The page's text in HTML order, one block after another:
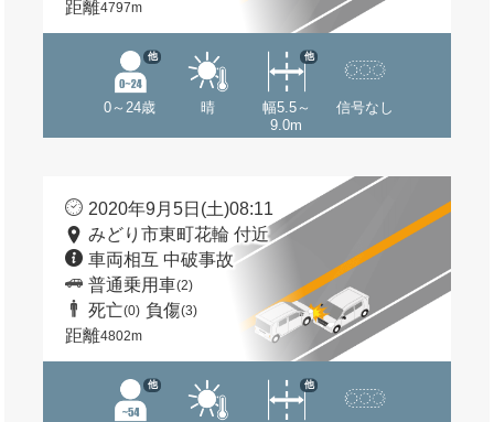
距離4797m
0～24歳
他
晴
幅5.5～
9.0m
他
信号なし
2020年9月5日(土)08:11
みどり市東町花輪 付近
車両相互 中破事故
普通乗用車(2)
死亡(0) 負傷(3)
距離4802m
他 他